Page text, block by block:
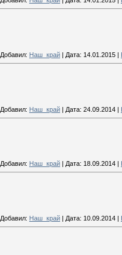
Добавил: Наш_край | Дата: 14.01.2015 |
Добавил: Наш_край | Дата: 24.09.2014 |
Добавил: Наш_край | Дата: 18.09.2014 |
Добавил: Наш_край | Дата: 10.09.2014 |